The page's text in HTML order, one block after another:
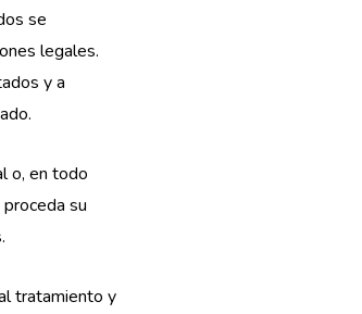
se
legales.
y a
o, en todo
su
tratamiento y